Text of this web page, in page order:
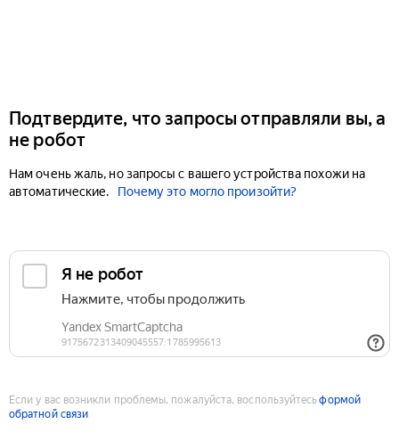
Подтвердите, что запросы отправляли вы, а
не робот
Нам очень жаль, но запросы с вашего устройства похожи на
автоматические.
Почему это могло произойти?
Если у вас возникли проблемы, пожалуйста, воспользуйтесьформой
обратной связи